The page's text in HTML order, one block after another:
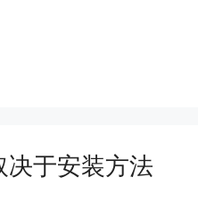
决于安装方法